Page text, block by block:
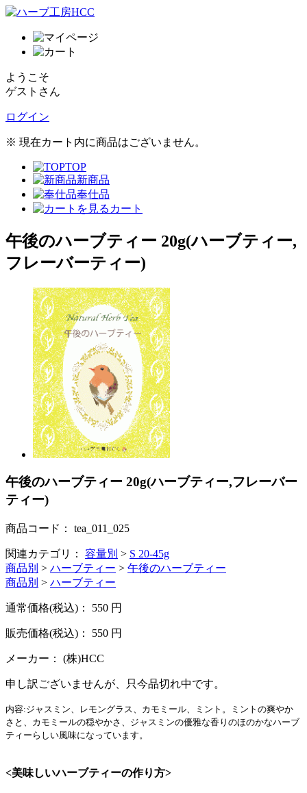
ようこそ
ゲストさん
ログイン
※ 現在カート内に商品はございません。
TOP
新商品
奉仕品
カート
午後のハーブティー 20g(ハーブティー,
フレーバーティー)
午後のハーブティー 20g(ハーブティー,フレーバー
ティー)
商品コード： tea_011_025
関連カテゴリ： 容量別 > S 20-45g
商品別 > ハーブティー > 午後のハーブティー
商品別 > ハーブティー
通常価格(税込)： 550 円
販売価格(税込)： 550 円
メーカー： (株)HCC
申し訳ございませんが、只今品切れ中です。
内容:ジャスミン、レモングラス、カモミール、ミント。ミントの爽やか
さと、カモミールの穏やかさ、ジャスミンの優雅な香りのほのかなハーブ
ティーらしい風味になっています。
<美味しいハーブティーの作り方>